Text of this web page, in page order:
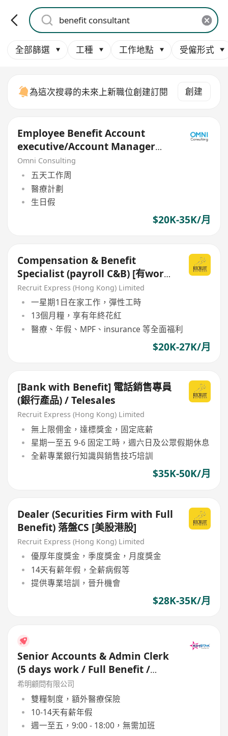
全部篩選 工種 工作地點 受僱形式
為這次搜尋的未來上新職位創建訂閱 創建
Employee Benefit Account
executive/Account Manager
(Non sales role)
Omni Consulting
五天工作周
醫療計劃
生日假
$20K-35K/月
Compensation & Benefit
Specialist (payroll C&B) [有work
from home!]
Recruit Express (Hong Kong) Limited
一星期1日在家工作，彈性工時
13個月糧，享有年終花紅
醫療、年假、MPF、insurance 等全面福利
$20K-27K/月
[Bank with Benefit] 電話銷售專員
(銀行產品) / Telesales
Recruit Express (Hong Kong) Limited
無上限佣金，達標獎金，固定底薪
星期一至五 9-6 固定工時，週六日及公眾假期休息
全薪專業銀行知識與銷售技巧培訓
$35K-50K/月
Dealer (Securities Firm with Full
Benefit) 落盤CS [美股港股]
Recruit Express (Hong Kong) Limited
優厚年度獎金，季度獎金，月度獎金
14天有薪年假，全薪病假等
提供專業培訓，晉升機會
$28K-35K/月
Senior Accounts & Admin Clerk
(5 days work / Full Benefit /
Work Life balance)
希明顧問有限公司
雙糧制度，額外醫療保險
10-14天有薪年假
週一至五，9:00 - 18:00，無需加班